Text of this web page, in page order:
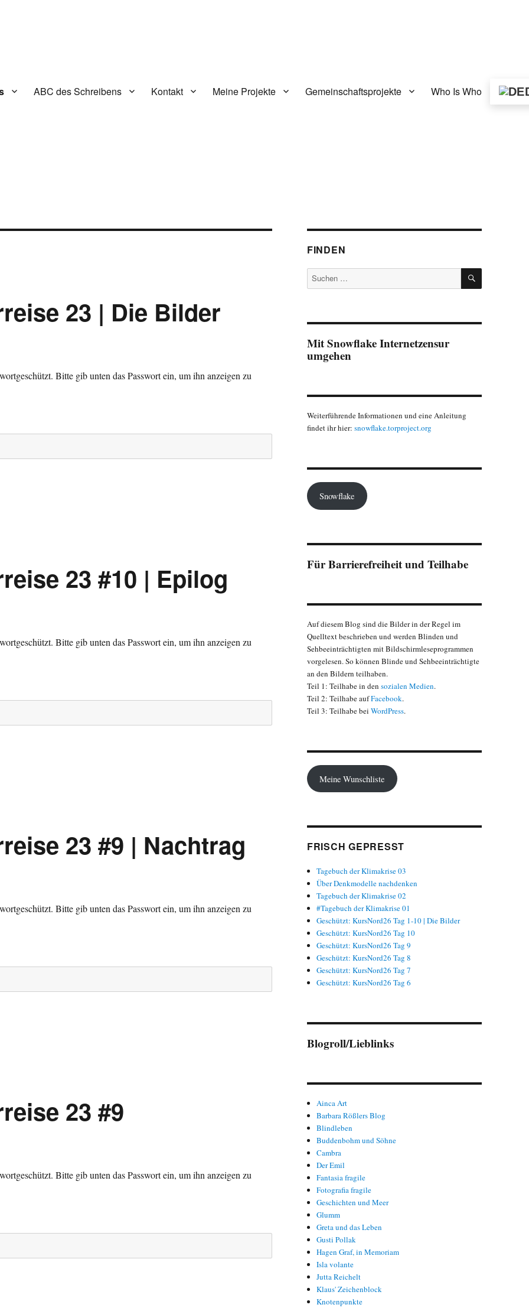
ABC des Schreibens Kontakt Meine Projekte Gemeinschaftsprojekte Who Is Who
23 | Die Bilder
Bitte gib unten das Passwort ein, um ihn anzeigen zu
23 #10 | Epilog
Bitte gib unten das Passwort ein, um ihn anzeigen zu
23 #9 | Nachtrag
Bitte gib unten das Passwort ein, um ihn anzeigen zu
23 #9
Bitte gib unten das Passwort ein, um ihn anzeigen zu
FINDEN
Suchen
nach:
SUCHEN
Mit Snowflake Internetzensur
umgehen
Weiterführende Informationen und eine Anleitung
findet ihr hier: snowflake.torproject.org
Snowflake
Für Barrierefreiheit und Teilhabe
Auf diesem Blog sind die Bilder in der Regel im
Quelltext beschrieben und werden Blinden und
Sehbeeinträchtigten mit Bildschirmleseprogrammen
vorgelesen. So können Blinde und Sehbeeinträchtigte
an den Bildern teilhaben.
Teil 1: Teilhabe in den sozialen Medien.
Teil 2: Teilhabe aufFacebook.
Teil 3: Teilhabe bei WordPress.
Meine Wunschliste
FRISCH GEPRESST
Tagebuch der Klimakrise 03
Über Denkmodelle nachdenken
Tagebuch der Klimakrise 02
#Tagebuch der Klimakrise 01
Geschützt: KursNord26 Tag 1-10 | Die Bilder
Geschützt: KursNord26 Tag 10
Geschützt: KursNord26 Tag 9
Geschützt: KursNord26 Tag 8
Geschützt: KursNord26 Tag 7
Geschützt: KursNord26 Tag 6
Blogroll/Lieblinks
Ainca Art
Barbara Rößlers Blog
Blindleben
Buddenbohm und Söhne
Cambra
Der Emil
Fantasia fragile
Fotografia fragile
Geschichten und Meer
Glumm
Greta und das Leben
Gusti Pollak
Hagen Graf, in Memoriam
Isla volante
Jutta Reichelt
Klaus' Zeichenblock
Knotenpunkte